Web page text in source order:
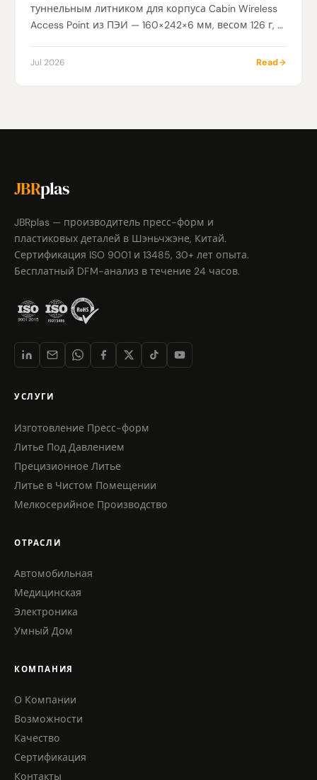
туннельным литником для корпуса Cabin Wireless
Access Point из ПЭИ — 160×242×6 мм, весом 126 г, с
по длинной оси 0,06 мм, сертификацией UL94 V-0
Jul 2026 Read
JBRplas
JBRplas — производитель пресс-форм и
пластиковых деталей в Шэньчжэне, Китай.
Сертификация ISO 9001 и 13485, 30+ лет опыта.
Бесплатный DFM-анализ в течение 24 часов.
УСЛУГИ
Изготовление Пресс-форм
Литье Под Давлением
Прецизионное Литье
Литье в Чистом Помещении
Мелкосерийное Производство
ОТРАСЛИ
Автомобильная
Медицинская
Электроника
Умный Дом
КОМПАНИЯ
О Компании
Возможности
Качество
Сертификация
Контакты